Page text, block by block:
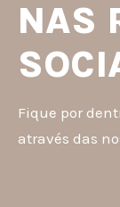
NAS
Fique por
através das